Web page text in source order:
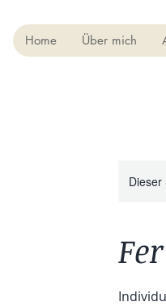
Home Über mich
Dieser